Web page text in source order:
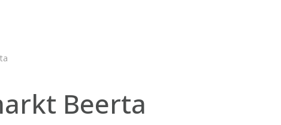
Beerta